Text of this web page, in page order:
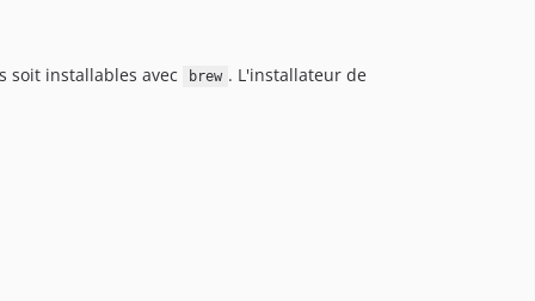
soit installables avec
brew . L'installateur de